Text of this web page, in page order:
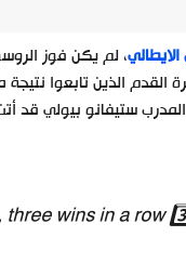
، لم يكن فوز
الذين تابعوا نتيجة
ستيفانو بيولي قد
wins in a row